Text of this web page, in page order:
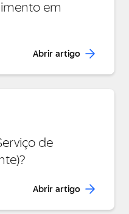
em
Abrir artigo
de
Abrir artigo